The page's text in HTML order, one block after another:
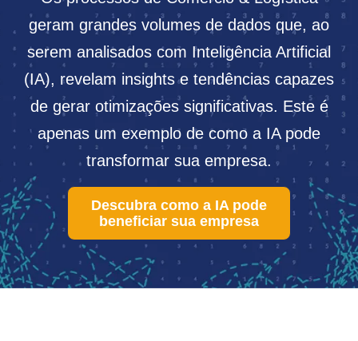
geram grandes volumes de dados que, ao
serem analisados com Inteligência Artificial
(IA), revelam insights e tendências capazes
de gerar otimizações significativas. Este é
apenas um exemplo de como a IA pode
transformar sua empresa.
Descubra como a IA pode
beneficiar sua empresa